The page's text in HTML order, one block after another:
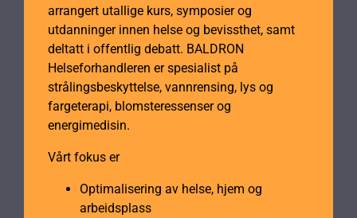
arrangert utallige kurs, symposier og
utdanninger innen helse og bevissthet, samt
deltatt i offentlig debatt. BALDRON
Helseforhandleren er spesialist på
strålingsbeskyttelse, vannrensing, lys og
fargeterapi, blomsteressenser og
energimedisin.
Vårt fokus er
Optimalisering av helse, hjem og
arbeidsplass